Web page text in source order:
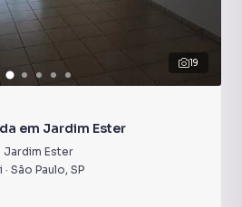
19
em Jardim Ester
Jardim Ester
· São Paulo, SP